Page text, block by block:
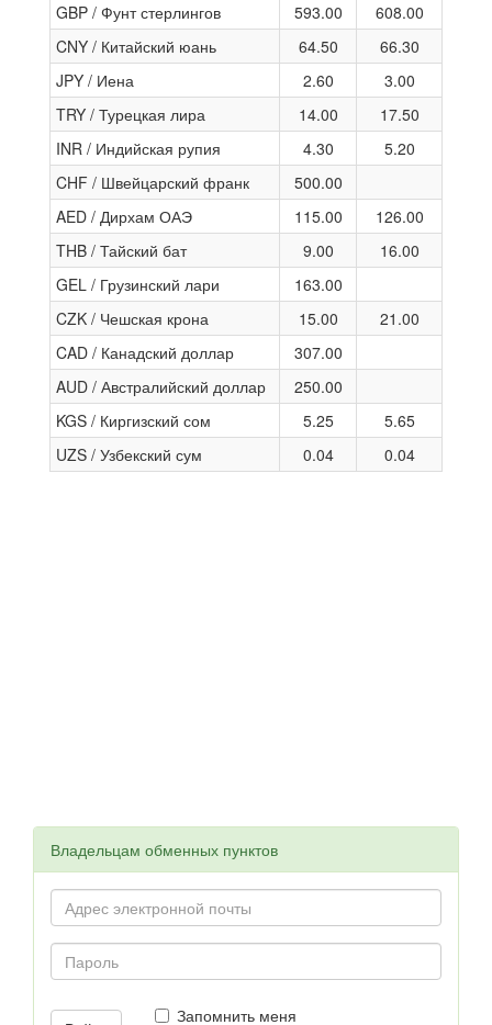
GBP / Фунт стерлингов
593.00
608.00
CNY / Китайский юань
64.50
66.30
JPY / Иена
2.60
3.00
TRY / Турецкая лира
14.00
17.50
INR / Индийская рупия
4.30
5.20
CHF / Швейцарский франк
500.00
AED / Дирхам ОАЭ
115.00
126.00
THB / Тайский бат
9.00
16.00
GEL / Грузинский лари
163.00
CZK / Чешская крона
15.00
21.00
CAD / Канадский доллар
307.00
AUD / Австралийский доллар
250.00
KGS / Киргизский сом
5.25
5.65
UZS / Узбекский сум
0.04 0.04
Владельцам обменных пунктов
Запомнить меня